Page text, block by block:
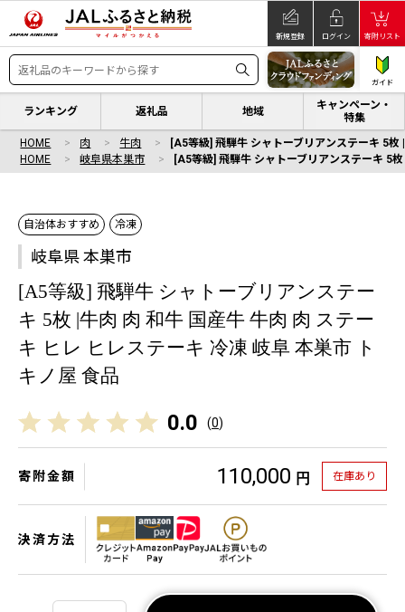
新規登録 ログイン 寄附リスト
ガイド
ランキング 返礼品 地域
キャンペーン・
特集
HOME 肉 牛肉
[A5等級] 飛騨牛 シャトーブリアンステーキ 5
HOME
岐阜県本巣市 [A5等級] 飛騨牛 シャトーブリアンステーキ 5
自治体おすすめ 冷凍
岐阜県 本巣市
[A5等級] 飛騨牛 シャトーブリアンステー
キ 5枚 |牛肉 肉 和牛 国産牛 牛肉 肉 ステー
キ ヒレ ヒレステーキ 冷凍 岐阜 本巣市 ト
キノ屋 食品
0.0 (0)
寄附金額 110,000 円 在庫あり
決済方法